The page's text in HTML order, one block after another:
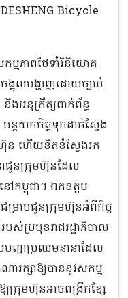
Bicycle
ម្មភាពថែទាំវិនិយោគ
អុលបង្ហាញដោយច្បាប់
ងអនុក្រឹត្យពាក់ព័ន្ធ
បន្តយកចិត្តទុកដាក់ស្វែង
ន ហើយខិតខំស្វែងរក
ជូនក្រុមហ៊ុនដែល
កម្ពុជា។ ឯកឧត្តម
ជម្រាបជូនក្រុមហ៊ុនអំពីកិច្ច
ស់ប្រមុខរាជរដ្ឋាភិបាល
បញ្ហាប្រឈមនានាដែល
រក្សាឱ្យបាននូវសកម្ម
ក្រុមហ៊ុនអាចពង្រីកខ្សែ